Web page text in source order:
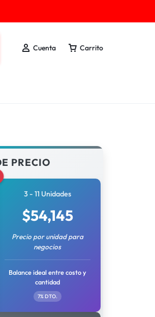
Cuenta Carrito
PRECIO
3 - 11 Unidades
$54,145
Precio por unidad para
negocios
Balance ideal entre costo y
cantidad
7% DTO.